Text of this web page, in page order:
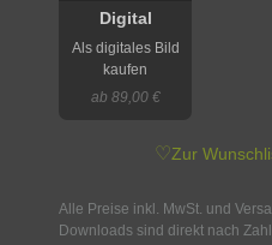
Digital
Als digitales Bild
kaufen
ab 89,00 €
♡Zur
Alle Preise inkl. MwSt. und
Downloads sind direkt nach